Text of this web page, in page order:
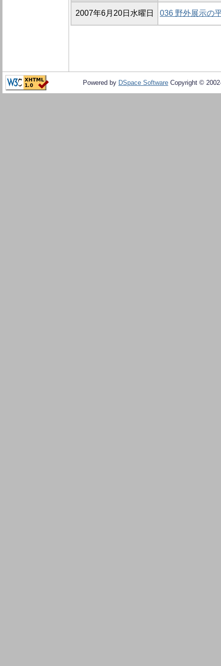
2007年6月20日水曜日 036 野外展示の
Powered by DSpace Software Copyright ©